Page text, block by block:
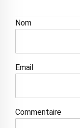
Nom
Email
Commentaire